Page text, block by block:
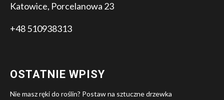
Katowice, Porcelanowa 23
+48 510938313
OSTATNIE WPISY
Nie masz ręki do roślin? Postaw na sztuczne drzewka